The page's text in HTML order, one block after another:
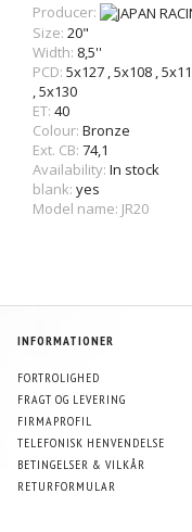
Producer:
Size: 20"
Width: 8,5''
PCD: 5x127 ,5x108 ,
,5x130
ET: 40
Colour: Bronze
Ext. CB: 74,1
Availability: In stock
blank: yes
Model name: JR20
INFORMATIONER
FORTROLIGHED
FRAGT OG LEVERING
FIRMAPROFIL
TELEFONISK HENVENDELSE
BETINGELSER & VILKÅR
RETURFORMULAR